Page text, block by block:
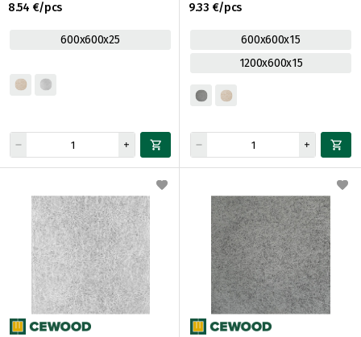
8.54 €/pcs
600x600x25
9.33 €/pcs
600x600x15
1200x600x15